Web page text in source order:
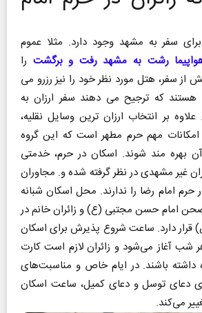
سفر به مشهد وجود دارد. مثلا عموم
رشت به مشهد رفت و برگشت را
از سفر، هتل مورد نظر خود را نیز رزرو می
هستند که ترجیح می دهند سفر ارزان به
بر انتخاب ارزان ترین وسایل نقلیه،
امکانات مهم حرم مطهر است که این گروه
آن بهره مند شوند. اسکان در حرم، خدمتی
غیر مشهدی در نظر گرفته شده و. مجاوران
حرم امام رضا را ندارند. محل اسکان شبانه‌
صحن امام حسن مجتبی (ع) و زائران خانم در
دارد. ساعت شروع پذیرش برای اسکان
از ساعت 21 هر شب آغاز می‌شود و زائران لازم است کارت
داشته باشند. در ایام خاص و مناسبت‌های
دعای توسل و دعای کمیل، ساعت اسکان